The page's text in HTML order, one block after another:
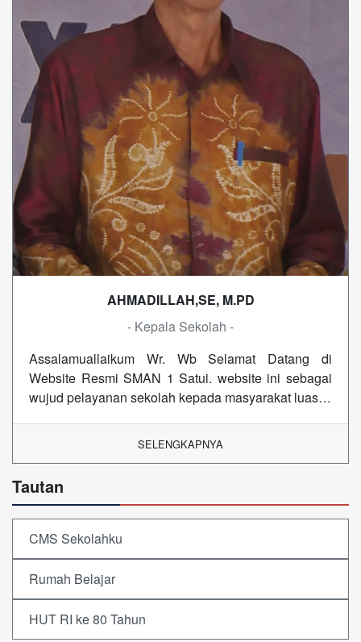
AHMADILLAH,SE, M.PD
- Kepala Sekolah -
Assalamuallaikum Wr. Wb Selamat Datang di
Website Resmi SMAN 1 Satui. website ini sebagai
wujud pelayanan sekolah kepada masyarakat luas…
SELENGKAPNYA
Tautan
CMS Sekolahku
Rumah Belajar
HUT RI ke 80 Tahun